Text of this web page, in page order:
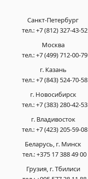
Санкт-Петербург
тел.:+7 (812) 327-43-52
Москва
тел.:+7 (499) 712-00-79
г. Казань
тел.:+7 (843) 524-70-58
г. Новосибирск
тел.:+7 (383) 280-42-53
г. Владивосток
тел.:+7 (423) 205-59-08
Беларусь, г. Минск
тел.:+375 17 388 49 00
Грузия, г. Тбилиси